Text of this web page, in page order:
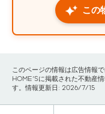
この
このページの情報は広告情報
HOME'Sに掲載された不動産
す。情報更新日: 2026/7/15